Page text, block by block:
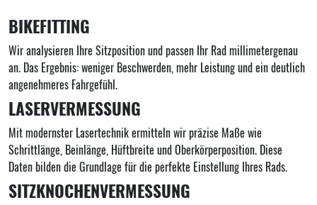
BIKEFITTING
Wir analysieren Ihre Sitzposition und passen Ihr Rad millimetergenau
an. Das Ergebnis: weniger Beschwerden, mehr Leistung und ein deutlich
angenehmeres Fahrgefühl.
LASERVERMESSUNG
Mit modernster Lasertechnik ermitteln wir präzise Maße wie
Schrittlänge, Beinlänge, Hüftbreite und Oberkörperposition. Diese
Daten bilden die Grundlage für die perfekte Einstellung Ihres Rads.
SITZKNOCHENVERMESSUNG